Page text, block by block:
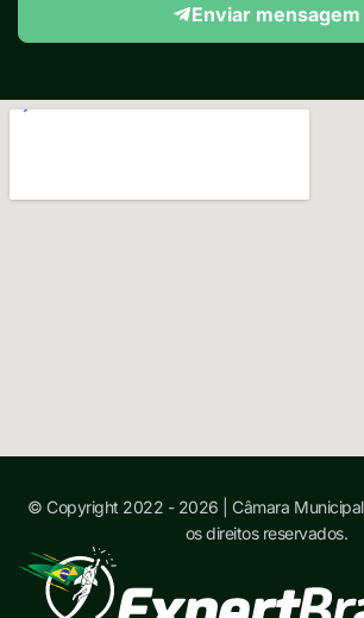
Enviar mensagem
© Copyright 2022 - 2026 | Câmara Municipal
os direitos reservados.